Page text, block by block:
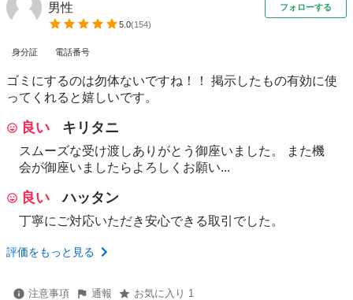
男性
5.0(154)
フォローする
身分証 電話番号
ゴミにするのは勿体ないですね！！ 掲示したもの有効に使
ってくれると嬉しいです。
良い キリタニ
スムーズな受け渡しありがとう御座いました。 また機
会が御座いましたらよろしくお願い...
良い ハッタン
丁寧にご対応いただき安心できる取引でした。
評価をもっと見る
注意事項 通報 お気に入り 1